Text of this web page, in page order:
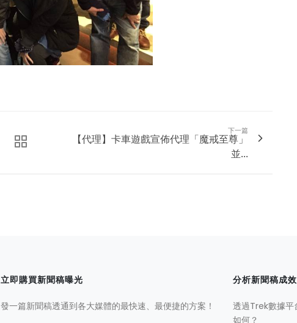
下一篇
【代理】卡車遊戲宣佈代理「魔戒至尊」
並...
立即購買新聞稿曝光
發一篇新聞稿透通到各大媒體的最快速、最便捷的方案！
分析新聞稿成效
透過Trek數據平
如何？